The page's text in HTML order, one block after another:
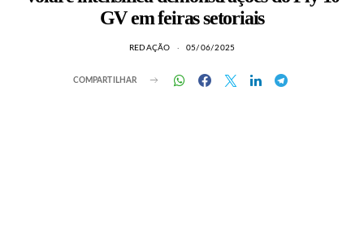
GV em feiras setoriais
REDAÇÃO 05/06/2025
COMPARTILHAR